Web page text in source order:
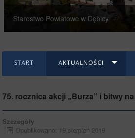
Starostwo Powiatowe w Dębicy
START AKTUALNOŚCI
75. rocznica akcji „Burza” i bitwy
Szczegóły
Opublikowano: 19 sierpień 2019